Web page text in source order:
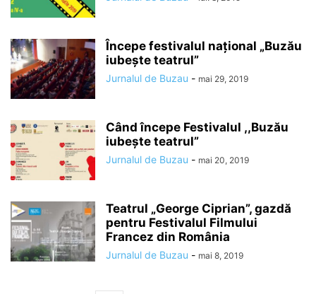
Începe festivalul naţional „Buzău
iubeşte teatrul”
Jurnalul de Buzau - mai 29, 2019
Când începe Festivalul ,,Buzău
iubeşte teatrul”
Jurnalul de Buzau - mai 20, 2019
Teatrul „George Ciprian”, gazdă
pentru Festivalul Filmului
Francez din România
Jurnalul de Buzau - mai 8, 2019